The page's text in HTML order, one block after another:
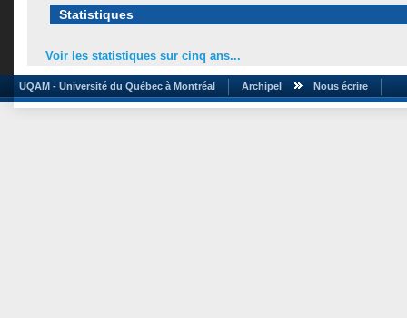
Statistiques
Voir les statistiques sur cinq ans...
UQAM - Université du Québec à Montréal Archipel Nous écrire